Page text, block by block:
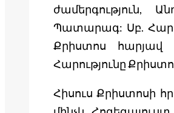
ժամերգություն,
Պատարագ: Սբ.
Քրիստոս հարյավ
Հարությունը
Հիսուս Քրիստոսի